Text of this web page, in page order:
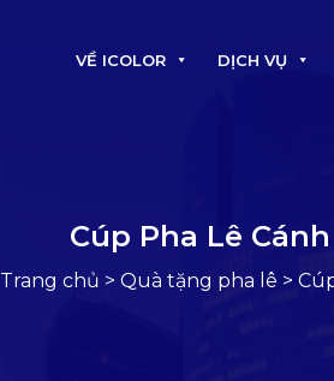
VỀ ICOLOR DỊCH VỤ
Cúp Pha Lê
Trang chủ > Quà tặng pha lê >